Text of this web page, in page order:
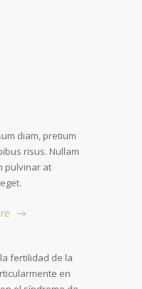
diam, pretium
risus. Nullam
pulvinar at
fertilidad de la
en